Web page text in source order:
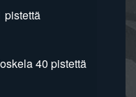
pistettä
40 pistettä